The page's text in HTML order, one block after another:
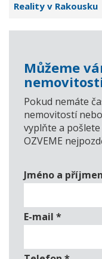
Reality v Rakousku
Můžeme
Pokud nemáte
nemovitostí
vyplňte a
OZVEME
Jméno a
E-mail *